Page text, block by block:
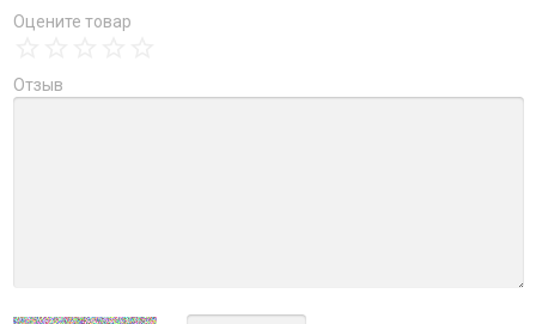
Оцените товар
Отзыв